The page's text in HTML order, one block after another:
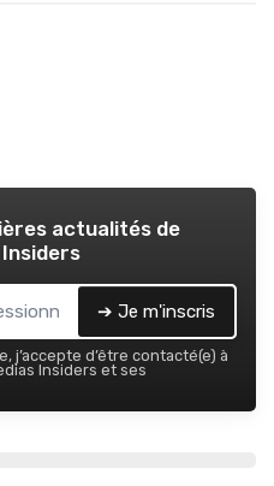
actualités de
➔ Je m'inscris
j’accepte d’être contacté(e) à
Insiders et ses